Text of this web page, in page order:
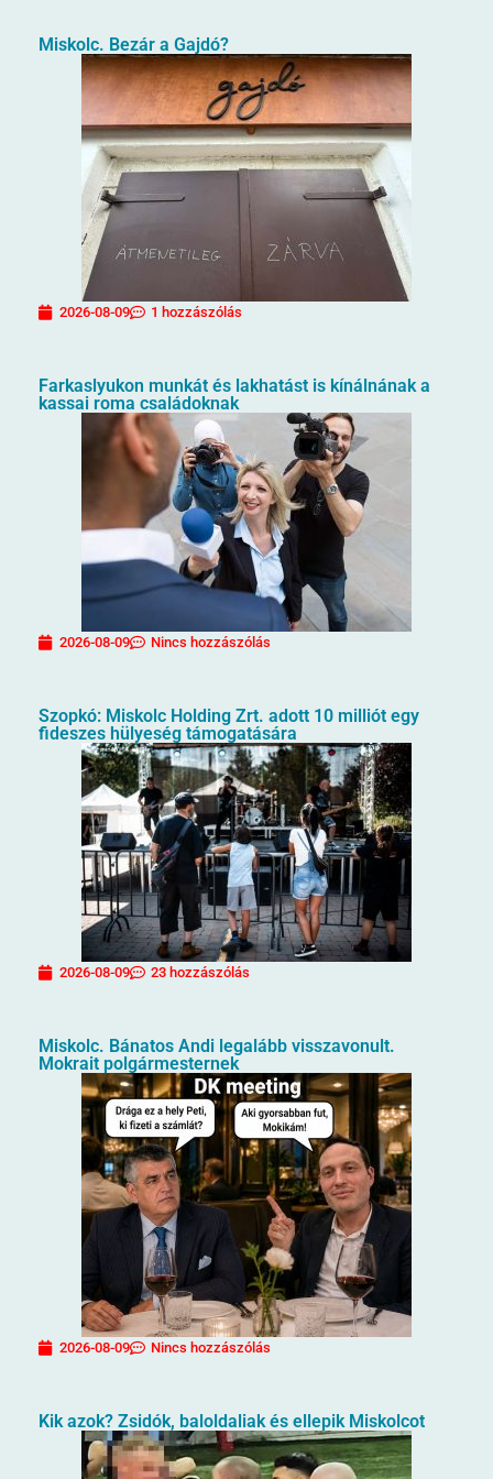
Miskolc. Bezár a Gajdó?
2026-08-09 1 hozzászólás
Farkaslyukon munkát és lakhatást is kínálnának a
kassai roma családoknak
2026-08-09 Nincs hozzászólás
Szopkó: Miskolc Holding Zrt. adott 10 milliót egy
fideszes hülyeség támogatására
2026-08-09 23 hozzászólás
Miskolc. Bánatos Andi legalább visszavonult.
Mokrait polgármesternek
2026-08-09 Nincs hozzászólás
Kik azok? Zsidók, baloldaliak és ellepik Miskolcot